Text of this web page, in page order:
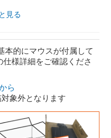
見る
的にマウスが付属して
様詳細をご確認くださ
ら
象外となります